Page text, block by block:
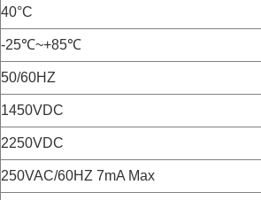
40°C
-25℃~+85℃
50/60HZ
1450VDC
2250VDC
250VAC/60HZ 7mA Max